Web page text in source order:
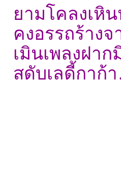
ยามโคลงเหิ
คงอรรถร้า
เมินเพลงฝา
สดับเลดี้กา